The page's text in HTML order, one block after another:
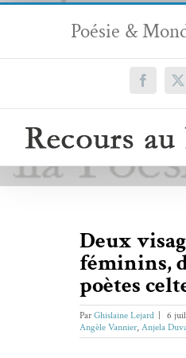
Passer
contenu
Poésie &
Facebook
X
Deux
féminins,
poètes
ParGhislaine Lejard 6
Angèle Vannier, Anjela